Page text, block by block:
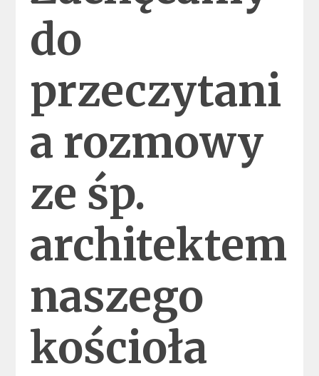
do
przeczytani
a rozmowy
ze śp.
architektem
naszego
kościoła